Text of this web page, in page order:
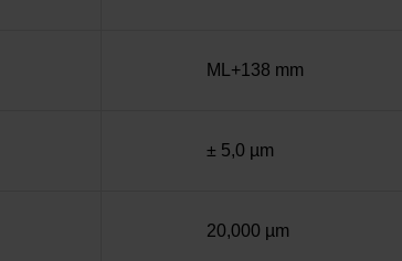
ML+138 mm
± 5,0 µm
20,000 µm